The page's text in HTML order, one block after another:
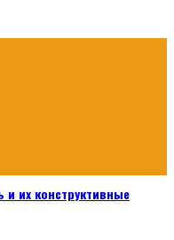
их конструктивные